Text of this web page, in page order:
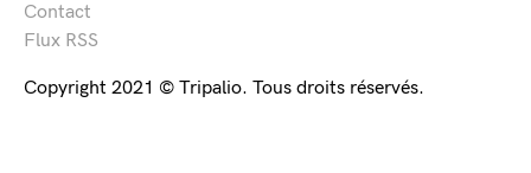
Contact
Flux RSS
Copyright 2021 © Tripalio. Tous droits réservés.